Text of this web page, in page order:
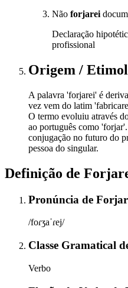
Não forjarei
Declaração
profissional
Origem /
A palavra 'forjarei' é
vez vem do latim
O termo evoluiu através
ao português como
conjugação no futuro do
pessoa do singular.
Definição de
Pronúncia de
/foɾʒaˈɾej/
Classe Gramatical
Verbo